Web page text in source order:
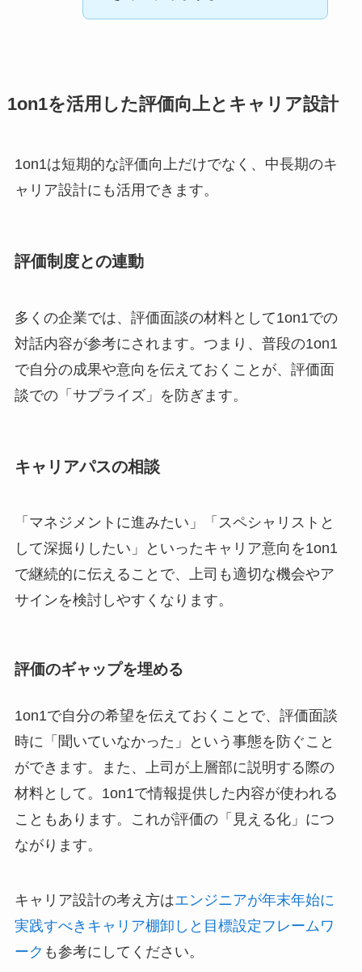
1on1を活用した評価向上とキャリア設計
1on1は短期的な評価向上だけでなく、中長期のキ
ャリア設計にも活用できます。
評価制度との連動
多くの企業では、評価面談の材料として1on1での
対話内容が参考にされます。つまり、普段の1on1
で自分の成果や意向を伝えておくことが、評価面
談での「サプライズ」を防ぎます。
キャリアパスの相談
「マネジメントに進みたい」「スペシャリストと
して深掘りしたい」といったキャリア意向を1on1
で継続的に伝えることで、上司も適切な機会やア
サインを検討しやすくなります。
評価のギャップを埋める
1on1で自分の希望を伝えておくことで、評価面談
時に「聞いていなかった」という事態を防ぐこと
ができます。また、上司が上層部に説明する際の
材料として。1on1で情報提供した内容が使われる
こともあります。これが評価の「見える化」につ
ながります。
キャリア設計の考え方はエンジニアが年末年始に
実践すべきキャリア棚卸しと目標設定フレームワ
ーク も参考にしてください。